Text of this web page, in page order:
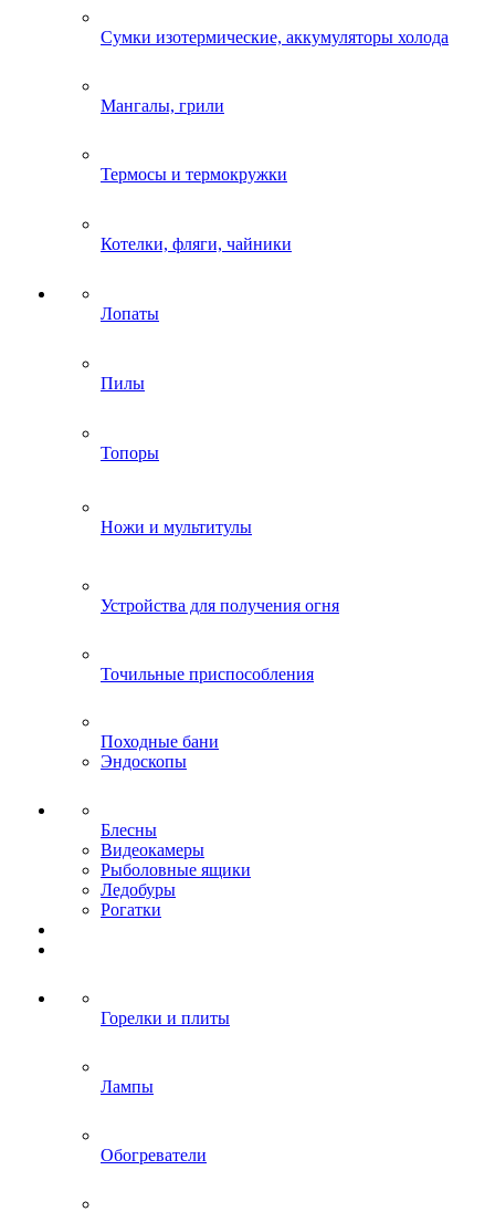
Сумки изотермические, аккумуляторы холода
Мангалы, грили
Термосы и термокружки
Котелки, фляги, чайники
Лопаты
Пилы
Топоры
Ножи и мультитулы
Устройства для получения огня
Точильные приспособления
Походные бани
Эндоскопы
Блесны
Видеокамеры
Рыболовные ящики
Ледобуры
Рогатки
Горелки и плиты
Лампы
Обогреватели